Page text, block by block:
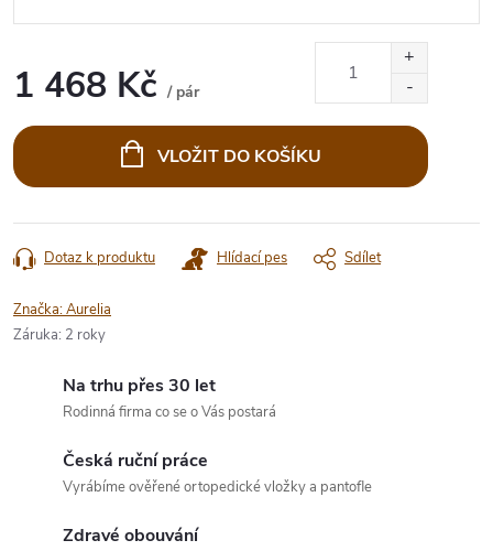
1 468 Kč / pár
cena:
VLOŽIT DO KOŠÍKU
Dotaz k produktu Hlídací pes Sdílet
Značka:Aurelia
Záruka: 2 roky
Na trhu přes 30 let
Rodinná firma co se o Vás postará
Česká ruční práce
Vyrábíme ověřené ortopedické vložky a pantofle
Zdravé obouvání